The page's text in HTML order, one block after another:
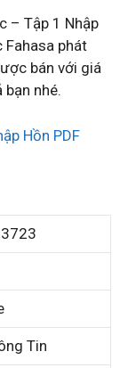
– Tập 1 Nhập
Fahasa phát
bán với giá
nhé.
Hồn PDF
Tin